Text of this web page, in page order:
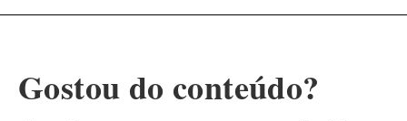
Gostou do conteúdo?